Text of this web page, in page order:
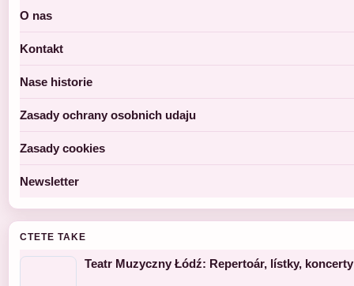
O nas
Kontakt
Nase historie
Zasady ochrany osobnich udaju
Zasady cookies
Newsletter
CTETE TAKE
Teatr Muzyczny Łódź: Repertoár, lístky, koncerty